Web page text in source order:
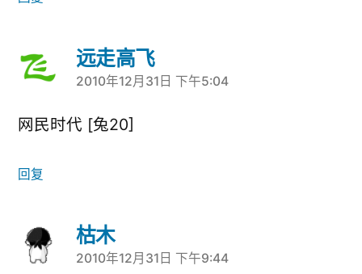
远走高飞
说：
2010年12月31日 下午5:04
网民时代 [兔20]
回复
枯木
说：
2010年12月31日 下午9:44